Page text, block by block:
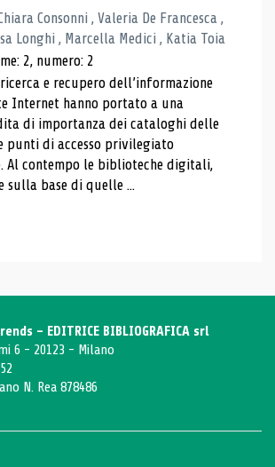
Consonni , Valeria De Francesca ,
Longhi , Marcella Medici , Katia Toia
2, numero: 2
e recupero dell’informazione
Internet hanno portato a una
di importanza dei cataloghi delle
punti di accesso privilegiato
Al contempo le biblioteche digitali,
sulla base di quelle ...
- EDITRICE BIBLIOGRAFICA srl
6 - 20123 - Milano
N. Rea 878486